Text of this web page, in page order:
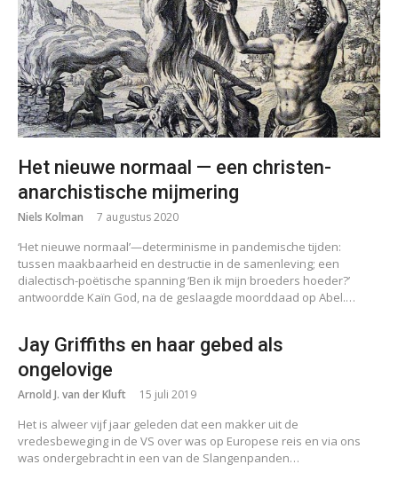
Het nieuwe normaal — een christen-
anarchistische mijmering
Niels Kolman 7 augustus 2020
‘Het nieuwe normaal’—determinisme in pandemische tijden:
tussen maakbaarheid en destructie in de samenleving; een
dialectisch-poëtische spanning ‘Ben ik mijn broeders hoeder?’
antwoordde Kaïn God, na de geslaagde moorddaad op Abel.…
Jay Griffiths en haar gebed als
ongelovige
Arnold J. van der Kluft 15 juli 2019
Het is alweer vijf jaar geleden dat een makker uit de
vredesbeweging in de VS over was op Europese reis en via ons
was ondergebracht in een van de Slangenpanden…